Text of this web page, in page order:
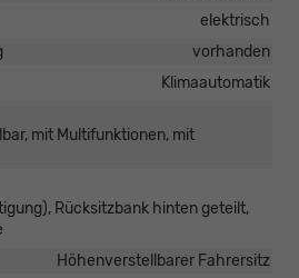
elektrisch
vorhanden
Klimaautomatik
mit Multifunktionen, mit
Rücksitzbank hinten geteilt,
Höhenverstellbarer Fahrersitz